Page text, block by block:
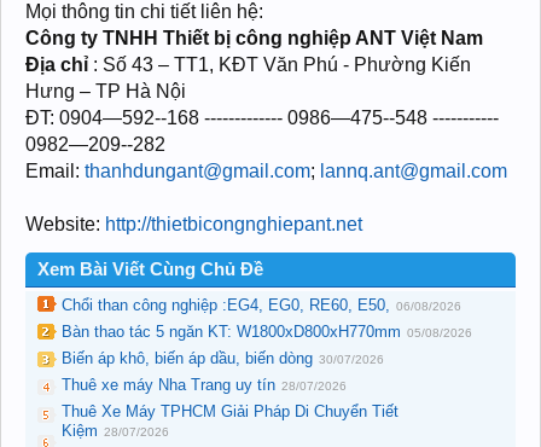
Mọi thông tin chi tiết liên hệ:
Công ty TNHH Thiết bị công nghiệp ANT Việt Nam
Địa chỉ : Số 43 – TT1, KĐT Văn Phú - Phường Kiến
Hưng – TP Hà Nội
ĐT: 0904—592--168 ------------- 0986—475--548 -----------
0982—209--282
Email: thanhdungant@gmail.com; lannq.ant@gmail.com
Website: http://thietbicongnghiepant.net
Xem Bài Viết Cùng Chủ Đề
Chổi than công nghiệp :EG4, EG0, RE60, E50, 06/08/2026
Bàn thao tác 5 ngăn KT: W1800xD800xH770mm 05/08/2026
Biến áp khô, biến áp dầu, biến dòng 30/07/2026
Thuê xe máy Nha Trang uy tín 28/07/2026
Thuê Xe Máy TPHCM Giải Pháp Di Chuyển Tiết
Kiệm 28/07/2026